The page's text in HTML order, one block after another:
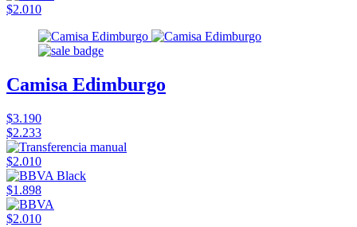
$2.010
Camisa Edimburgo
$3.190
$2.233
$2.010
$1.898
$2.010